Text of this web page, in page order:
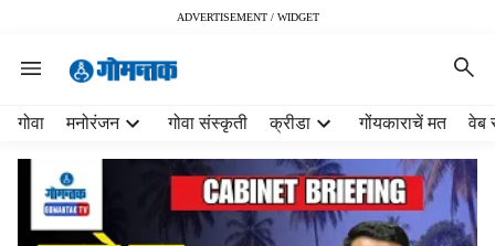
ADVERTISEMENT / WIDGET
गोवा मनोरंजन गोवा संस्कृती क्रीडा गोंयकाराचें मत वेब